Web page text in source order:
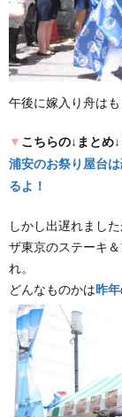
午後に嫁入り舟は
▼ こちらの↓まとめ↓
浦安のお祭り屋台
るよ！
しかし出遅れまし
ザ東京のステーキ
れ。
どんなものかは昨年